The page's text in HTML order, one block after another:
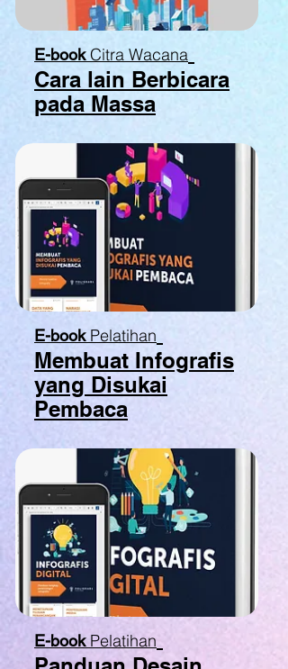
E-book Citra Wacana
Cara lain Berbicara
pada Massa
E-book Pelatihan
Membuat Infografis
yang Disukai
Pembaca
E-book Pelatihan